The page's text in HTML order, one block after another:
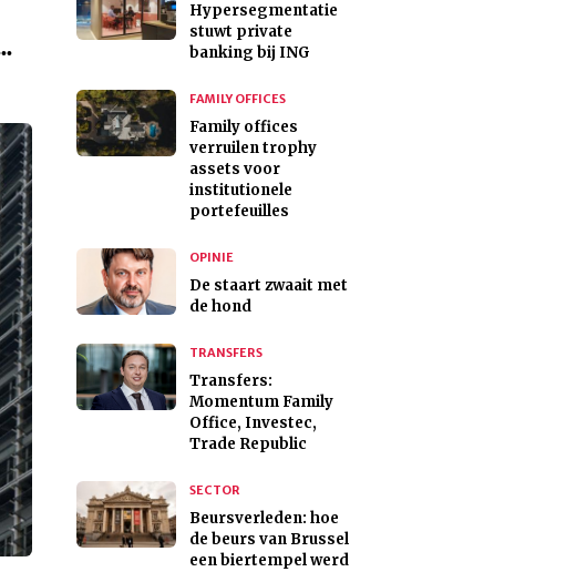
Hypersegmentatie
stuwt private
banking bij ING
FAMILY OFFICES
Family offices
verruilen trophy
assets voor
institutionele
portefeuilles
OPINIE
De staart zwaait met
de hond
TRANSFERS
Transfers:
Momentum Family
Office, Investec,
Trade Republic
SECTOR
Beursverleden: hoe
de beurs van Brussel
een biertempel werd